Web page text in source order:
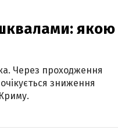
якою
Через проходження
зниження